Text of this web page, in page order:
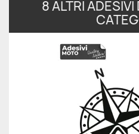
8 ALTRI